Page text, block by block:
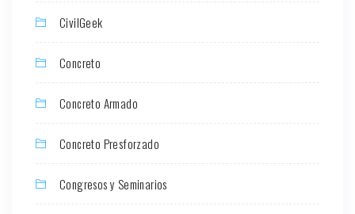
CivilGeek
Concreto
Concreto Armado
Concreto Presforzado
Congresos y Seminarios